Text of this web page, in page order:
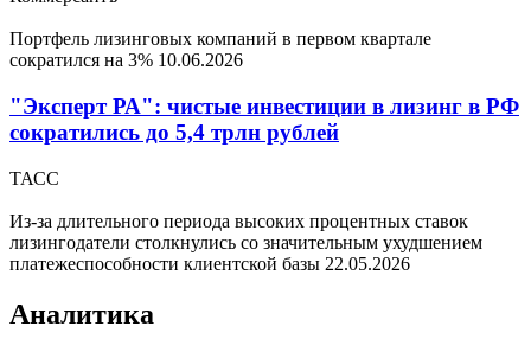
Портфель лизинговых компаний в первом квартале
сократился на 3% 10.06.2026
"Эксперт РА": чистые инвестиции в лизинг в РФ
сократились до 5,4 трлн рублей
ТАСС
Из-за длительного периода высоких процентных ставок
лизингодатели столкнулись со значительным ухудшением
платежеспособности клиентской базы 22.05.2026
Аналитика